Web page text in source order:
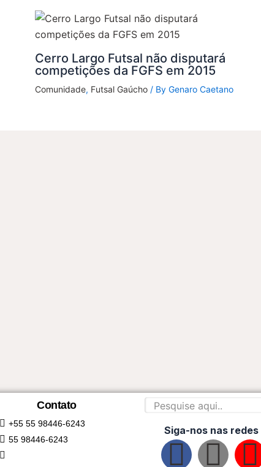
Cerro Largo Futsal não disputará
competições da FGFS em 2015
Comunidade, Futsal Gaúcho/ By Genaro Caetano
Contato
+55 55 98446-6243
55 98446-6243
Siga-nos nas
F I